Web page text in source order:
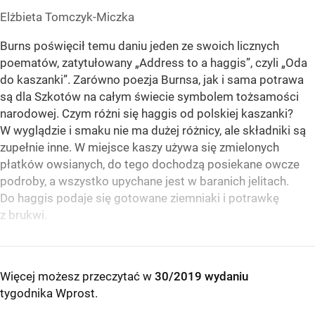
Elżbieta Tomczyk-Miczka
Burns poświęcił temu daniu jeden ze swoich licznych
poematów, zatytułowany „Address to a haggis”, czyli „Oda
do kaszanki”. Zarówno poezja Burnsa, jak i sama potrawa
są dla Szkotów na całym świecie symbolem tożsamości
narodowej. Czym różni się haggis od polskiej kaszanki?
W wyglądzie i smaku nie ma dużej różnicy, ale składniki są
zupełnie inne. W miejsce kaszy używa się zmielonych
płatków owsianych, do tego dochodzą posiekane owcze
podroby, a wszystko upychane jest w baranich jelitach.
Do haggis podaje się gotowane ziemniaki i potrawkę
z brukwi.
Więcej możesz przeczytać w 30/2019 wydaniu
tygodnika Wprost.